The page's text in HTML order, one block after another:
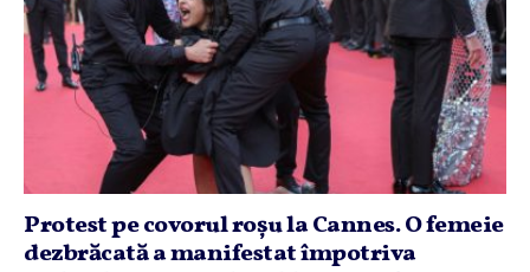
Protest pe covorul roşu la Cannes. O femeie
dezbrăcată a manifestat împotriva